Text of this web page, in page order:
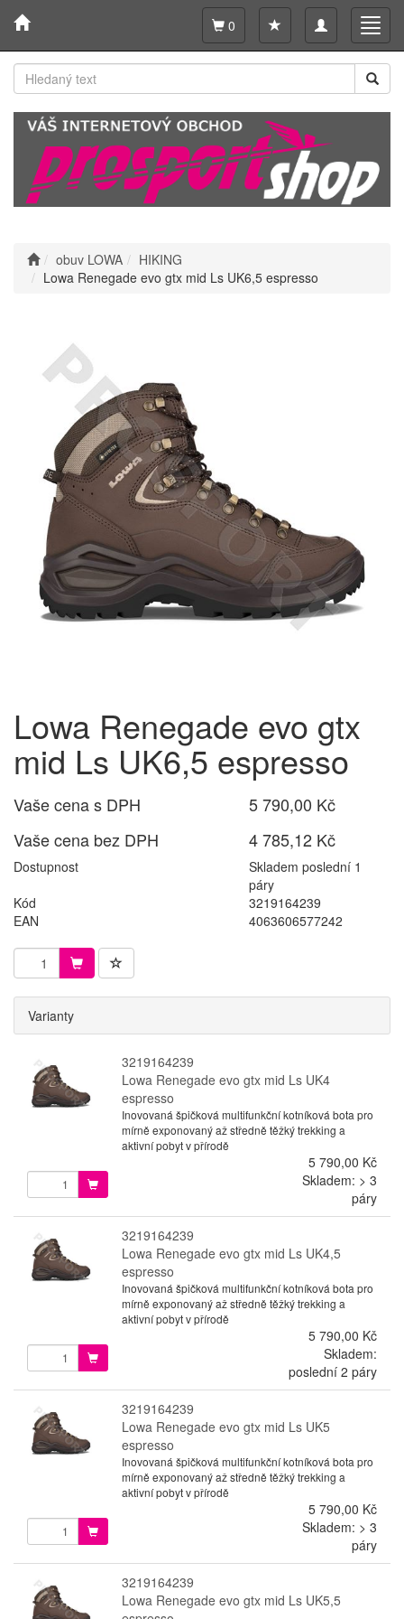
Toggle
navigation
0
obuv LOWA
HIKING
Lowa Renegade evo gtx mid Ls UK6,5 espresso
Lowa Renegade evo gtx
mid Ls UK6,5 espresso
Vaše cena s DPH
5 790,00 Kč
Vaše cena bez DPH
4 785,12 Kč
Dostupnost
Skladem poslední 1
páry
Kód
3219164239
EAN
4063606577242
Varianty
3219164239
Lowa Renegade evo gtx mid Ls UK4
espresso
Inovovaná špičková multifunkční kotníková bota pro
mírně exponovaný až středně těžký trekking a
aktivní pobyt v přírodě
5 790,00 Kč
Skladem: > 3
páry
3219164239
Lowa Renegade evo gtx mid Ls UK4,5
espresso
Inovovaná špičková multifunkční kotníková bota pro
mírně exponovaný až středně těžký trekking a
aktivní pobyt v přírodě
5 790,00 Kč
Skladem:
poslední 2 páry
3219164239
Lowa Renegade evo gtx mid Ls UK5
espresso
Inovovaná špičková multifunkční kotníková bota pro
mírně exponovaný až středně těžký trekking a
aktivní pobyt v přírodě
5 790,00 Kč
Skladem: > 3
páry
3219164239
Lowa Renegade evo gtx mid Ls UK5,5